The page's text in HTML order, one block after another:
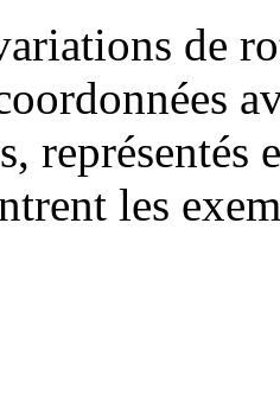
de
représentés
les